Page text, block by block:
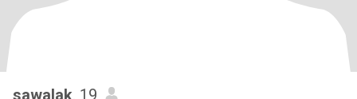
sawalak, 19